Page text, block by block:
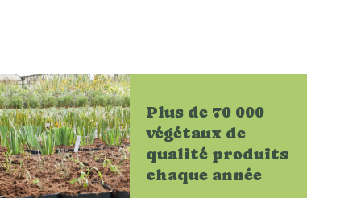
Plus de 70 000
végétaux de
qualité produits
chaque année